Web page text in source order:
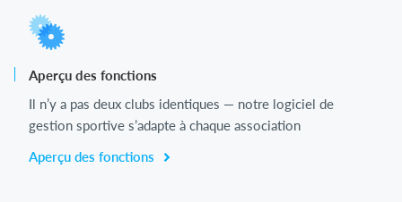
Aperçu des fonctions
Il n’y a pas deux clubs identiques — notre logiciel de
gestion sportive s’adapte à chaque association
Aperçu des fonctions